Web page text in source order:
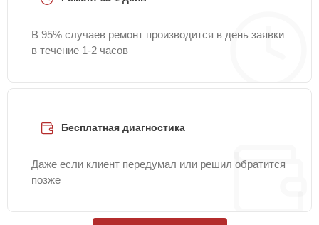
В 95% случаев ремонт производится в день заявки
в течение 1-2 часов
Бесплатная диагностика
Даже если клиент передумал или решил обратится
позже